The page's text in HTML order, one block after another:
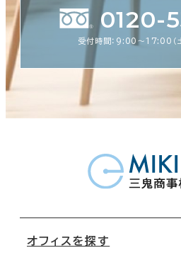
0120-
受付時間：9:00〜17:00（
オフィスを探す